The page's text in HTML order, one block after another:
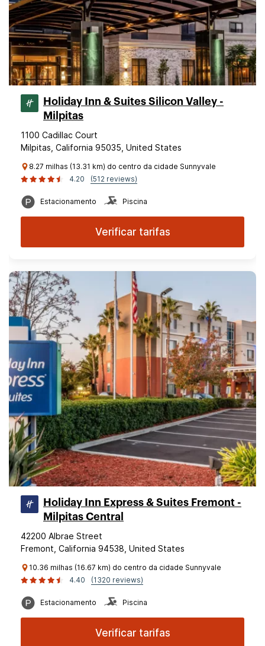
Holiday Inn & Suites Silicon Valley -
Milpitas
1100 Cadillac Court
Milpitas, California 95035, United States
8.27 milhas (13.31 km) do centro da cidade Sunnyvale
4.20
(512 reviews)
Estacionamento Piscina
Verificar tarifas
Holiday Inn Express & Suites Fremont -
Milpitas Central
42200 Albrae Street
Fremont, California 94538, United States
10.36 milhas (16.67 km) do centro da cidade Sunnyvale
4.40
(1320 reviews)
Estacionamento Piscina
Verificar tarifas